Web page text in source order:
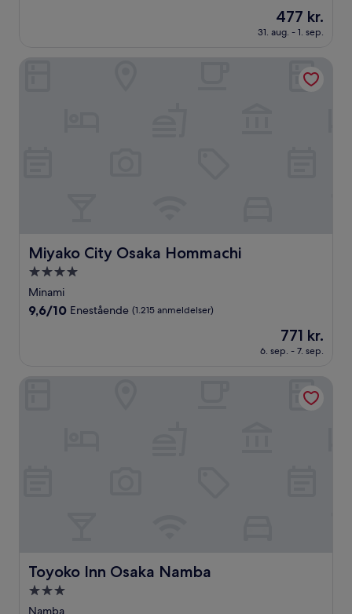
(1.551
Prisen
er
477 kr.
477 kr.
31. aug. - 1. sep.
Miyako City Osaka Hommachi
Miyako City Osaka Hommachi
4.0-
stjernet
overnatningssted
Minami
9.6
(1.215
9,6/10 Enestående (1.215 anmeldelser)
Prisen
er
771 kr.
771 kr.
6. sep. - 7. sep.
Toyoko Inn Osaka Namba
Toyoko Inn Osaka Namba
3.0-
stjernet
Namba